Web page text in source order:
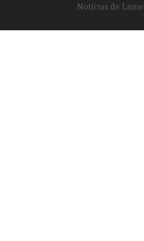
Notícias de